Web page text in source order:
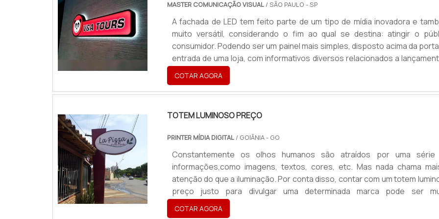
lugares, mas o que tem de melhor no mercado você só encontra na
Luminosos. Seguem alguns destaques na lista abaixo:Fácil
vida útil;Várias opções de cores;Entre outros.Não obstante, pode
reconhecido pelos seus diferenciais que envolvem
durabilidade, fatores que, somados a outras variáveis, compõem
que trazem grandes benefícios para as empresas.qualidade comprovada
letras em acm com ledSaiba que a Liber Luminosos sempre tem a
necessária na área de comunicação visual. É a opção mais
pensando no cliente, além de toda qualidade e tecnologia, ainda
pagamento via transferência bancária e demais condições
uma equipe com profissionais certificados que prestam
personalizado até mesmo no pós-venda, garante o sucesso dos
ponta a ponta..
MASTER COMUNICAÇÃO VISUAL/ SÃO PAULO - SP
A fachada de LED tem feito parte de um tipo de mídia inovadora e
muito versátil, considerando o fim ao qual se destina: atingir o
consumidor. Podendo ser um painel mais simples, disposto acima da
entrada de uma loja, com informativos diversos relacionados a
promoções e etc., ou até mesmo cobrindo um prédio inteiro.Ambientes
produto atua Fachada de edifícios; Locais com grande
comercial; Fachada de casas noturnas; Museus; Entre outros.Uma ún.
COTAR AGORA
TOTEM LUMINOSO PREÇO
PRINTER MÍDIA DIGITAL/ GOIÂNIA - GO
Constantemente os olhos humanos são atraídos por uma série
informações,como imagens, textos, cores, etc. Mas nada chama
atenção do que a iluminação. Por conta disso, contar com um totem
preço justo para divulgar uma determinada marca pode ser
interessante para um mercado tão competitivo como o
atualidade. produto de alta resistência e durabilidadeO produto garante
COTAR AGORA